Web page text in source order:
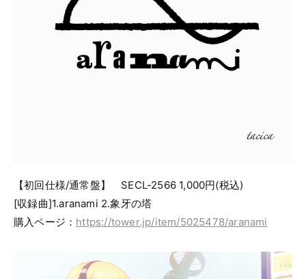
【初回仕様/通常盤】 SECL-2566 1,000円(税込)
[収録曲]1.aranami 2.象牙の塔
購入ページ： https://tower.jp/item/5025478/aranami